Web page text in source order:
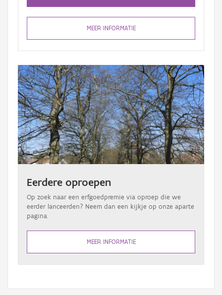
MEER INFORMATIE
Eerdere oproepen
Op zoek naar een erfgoedpremie via oproep die we
eerder lanceerden? Neem dan een kijkje op onze aparte
pagina.
MEER INFORMATIE